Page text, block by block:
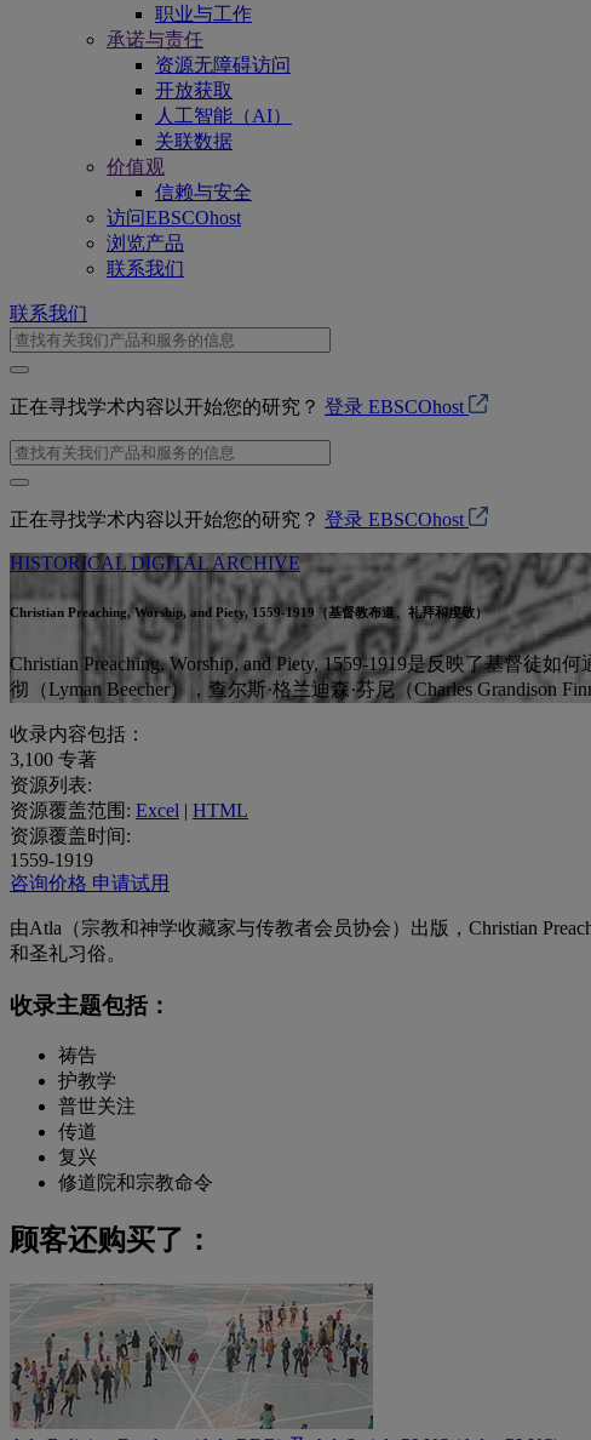
职业与工作
承诺与责任
资源无障碍访问
开放获取
人工智能（AI）
关联数据
价值观
信赖与安全
访问EBSCOhost
浏览产品
联系我们
联系我们
正在寻找学术内容以开始您的研究？ 登录 EBSCOhost
正在寻找学术内容以开始您的研究？ 登录 EBSCOhost
HISTORICAL DIGITAL ARCHIVE
Christian Preaching, Worship, and Piety, 1559-1919（基督教布道、礼拜和虔敬）
Christian Preaching, Worship, and Piety, 1559-1919是反映了基督徒
彻（Lyman Beecher），查尔斯·格兰迪森·芬尼（Charles Grandison
收录内容包括：
3,100 专著
资源列表:
资源覆盖范围: Excel | HTML
资源覆盖时间:
1559-1919
咨询价格 申请试用
由Atla（宗教和神学收藏家与传教者会员协会）出版，Christian
和圣礼习俗。
收录主题包括：
祷告
护教学
普世关注
传道
复兴
修道院和宗教命令
顾客还购买了：